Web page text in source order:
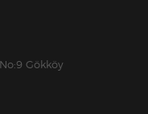
Gökköy